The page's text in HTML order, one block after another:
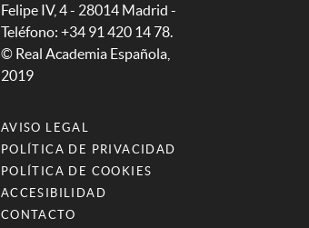
Felipe IV, 4 - 28014 Madrid -
Teléfono: +34 91 420 14 78.
© Real Academia Española,
2019
AVISO LEGAL
POLÍTICA DE PRIVACIDAD
POLÍTICA DE COOKIES
ACCESIBILIDAD
CONTACTO